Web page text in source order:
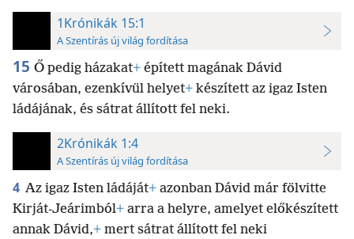
1Krónikák 15:1
A Szentírás új világ fordítása
15 Ő pedig házakat+ épített magának Dávid
városában, ezenkívül helyet+ készített az igaz Isten
ládájának, és sátrat állított fel neki.
2Krónikák 1:4
A Szentírás új világ fordítása
4 Az igaz Isten ládáját+ azonban Dávid már fölvitte
Kirját-Jeárimból+ arra a helyre, amelyet előkészített
annak Dávid,+ mert sátrat állított fel neki